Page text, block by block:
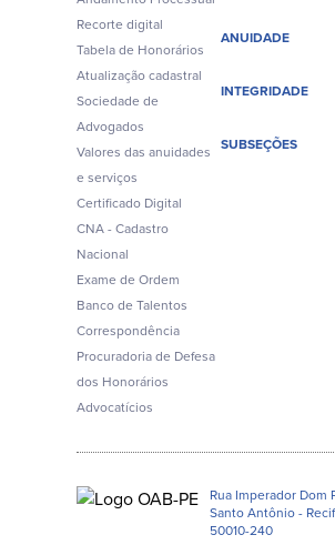
Recorte digital
Tabela de Honorários
Atualização cadastral
Sociedade de
Advogados
Valores das anuidades
e serviços
Certificado Digital
CNA - Cadastro
Nacional
Exame de Ordem
Banco de Talentos
Correspondência
Procuradoria de Defesa
dos Honorários
Advocatícios
ANUIDADE
INTEGRIDADE
SUBSEÇÕES
Rua Imperador Dom
Santo Antônio -
50010-240